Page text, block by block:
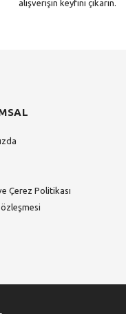
alışverişin keyfini çıkarın.
Çerez Politikası